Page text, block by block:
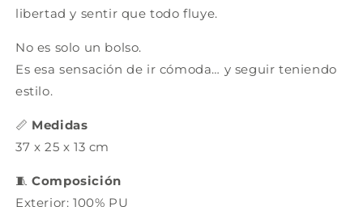
libertad y sentir que todo fluye.
No es solo un bolso.
Es esa sensación de ir cómoda… y seguir teniendo
estilo.
📏 Medidas
37 x 25 x 13 cm
🧵Composición
Exterior: 100% PU